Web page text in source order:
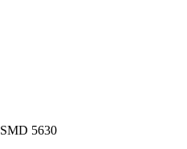
SMD 5630